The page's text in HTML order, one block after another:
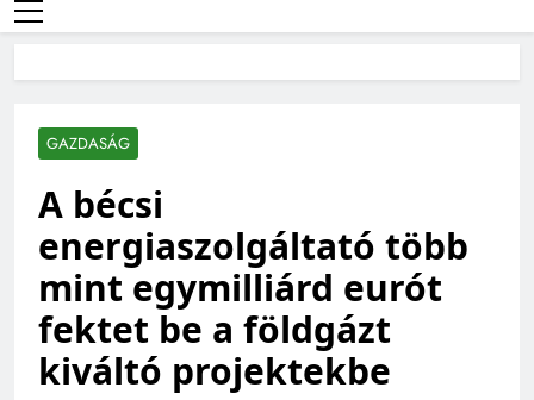
GAZDASÁG
A bécsi
energiaszolgáltató több
mint egymilliárd eurót
fektet be a földgázt
kiváltó projektekbe